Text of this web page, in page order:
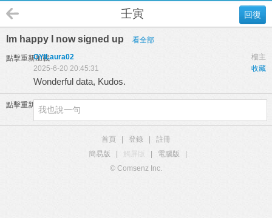
回復
壬寅
Im happy I now signed up 看全部
點擊重新加載 樓主
OYILaura02
收藏
2025-6-20 20:45:31
Wonderful data, Kudos.
點擊重新加載
首頁 登錄
註冊
簡易版
觸屏版 電腦版
© Comsenz Inc.